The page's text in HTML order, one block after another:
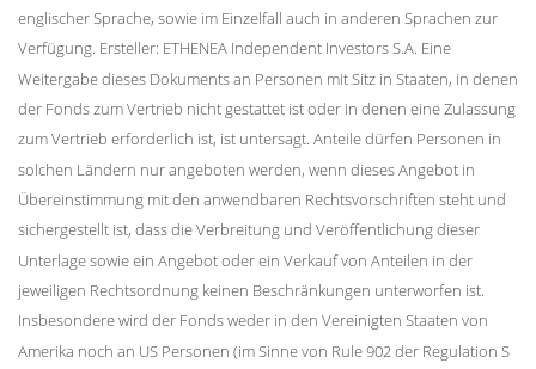
englischer Sprache, sowie im Einzelfall auch in anderen Sprachen zur
Verfügung. Ersteller: ETHENEA Independent Investors S.A. Eine
Weitergabe dieses Dokuments an Personen mit Sitz in Staaten, in denen
der Fonds zum Vertrieb nicht gestattet ist oder in denen eine Zulassung
zum Vertrieb erforderlich ist, ist untersagt. Anteile dürfen Personen in
solchen Ländern nur angeboten werden, wenn dieses Angebot in
Übereinstimmung mit den anwendbaren Rechtsvorschriften steht und
sichergestellt ist, dass die Verbreitung und Veröffentlichung dieser
Unterlage sowie ein Angebot oder ein Verkauf von Anteilen in der
jeweiligen Rechtsordnung keinen Beschränkungen unterworfen ist.
Insbesondere wird der Fonds weder in den Vereinigten Staaten von
Amerika noch an US Personen (im Sinne von Rule 902 der Regulation S